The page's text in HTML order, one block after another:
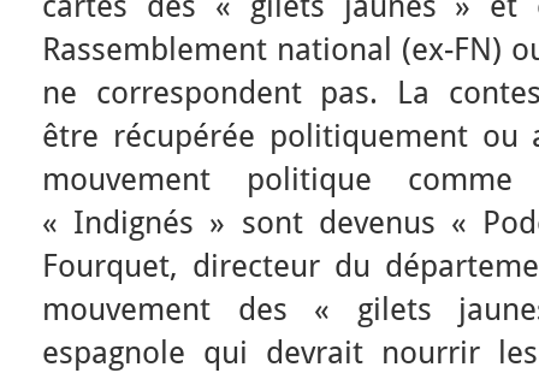
Rassemblement national (ex-FN)
ne correspondent pas. La
être récupérée politiquement ou
mouvement politique
« Indignés » sont devenus «
Fourquet, directeur du
mouvement des « gilets
espagnole qui devrait nourrir